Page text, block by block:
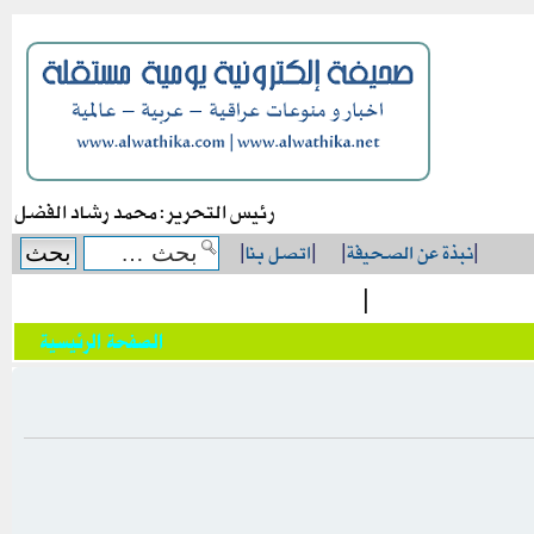
رئيس التحرير: محمد رشاد الفضل
|نبذة عن الصحيفة|
|اتصل بنا|
|
الصفحة الرئيسية